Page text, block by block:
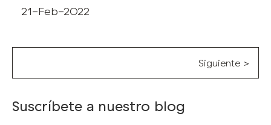
21-Feb-2022
Siguiente >
Suscríbete a nuestro blog